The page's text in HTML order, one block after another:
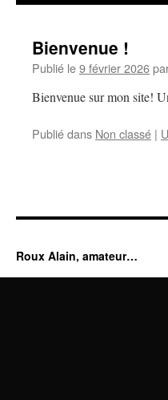
Bienvenue !
Publié le9 février 2026
Bienvenue sur mon site!
Publié dans Non classé |
Roux Alain, amateur…